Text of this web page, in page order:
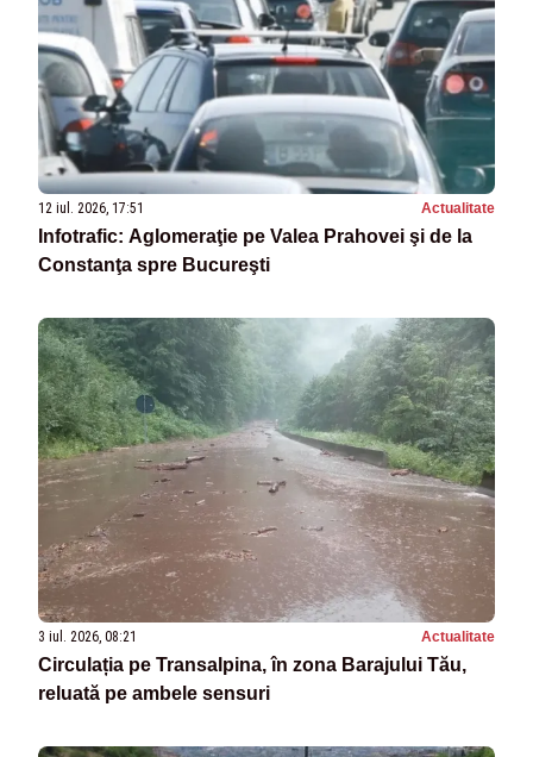
12 iul. 2026, 17:51 Actualitate
Infotrafic: Aglomeraţie pe Valea Prahovei şi de la
Constanţa spre Bucureşti
3 iul. 2026, 08:21 Actualitate
Circulația pe Transalpina, în zona Barajului Tău,
reluată pe ambele sensuri